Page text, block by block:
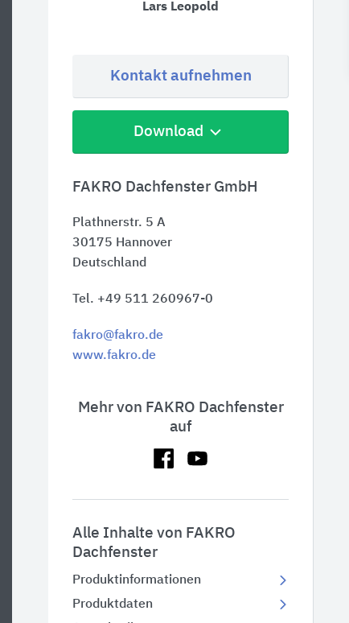
Lars Leopold
Kontakt aufnehmen
Download
FAKRO Dachfenster GmbH
Plathnerstr. 5 A
30175 Hannover
Deutschland
Tel. +49 511 260967-0
fakro@fakro.de
www.fakro.de
Mehr von FAKRO Dachfenster
auf
Alle Inhalte von FAKRO
Dachfenster
Produktinformationen
Produktdaten